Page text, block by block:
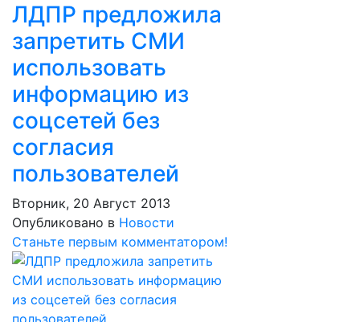
ЛДПР предложила
запретить СМИ
использовать
информацию из
соцсетей без
согласия
пользователей
Вторник, 20 Август 2013
Опубликовано в Новости
Станьте первым комментатором!